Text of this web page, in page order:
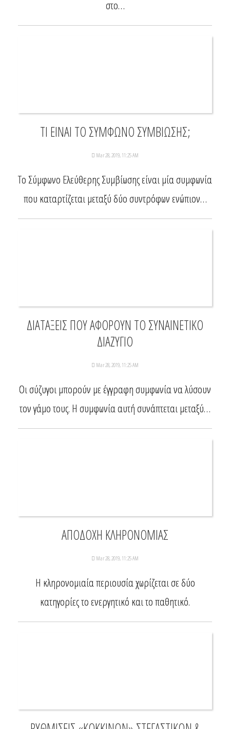
στο…
ΤΙ ΕΙΝΑΙ ΤΟ ΣΥΜΦΩΝΟ ΣΥΜΒΙΩΣΗΣ;
Mar 28, 2019, 11:25 AM
Το Σύμφωνο Ελεύθερης Συμβίωσης είναι μία συμφωνία
που καταρτίζεται μεταξύ δύο συντρόφων ενώπιον…
ΔΙΑΤΑΞΕΙΣ ΠΟΥ ΑΦΟΡΟΥΝ ΤΟ ΣΥΝΑΙΝΕΤΙΚΟ
ΔΙΑΖΥΓΙΟ
Mar 28, 2019, 11:25 AM
Οι σύζυγοι μπορούν με έγγραφη συμφωνία να λύσουν
τον γάμο τους. Η συμφωνία αυτή συνάπτεται μεταξύ…
ΑΠΟΔΟΧΗ ΚΛΗΡΟΝΟΜΙΑΣ
Mar 28, 2019, 11:25 AM
Η κληρονομιαία περιουσία χωρίζεται σε δύο
κατηγορίες το ενεργητικό και το παθητικό.